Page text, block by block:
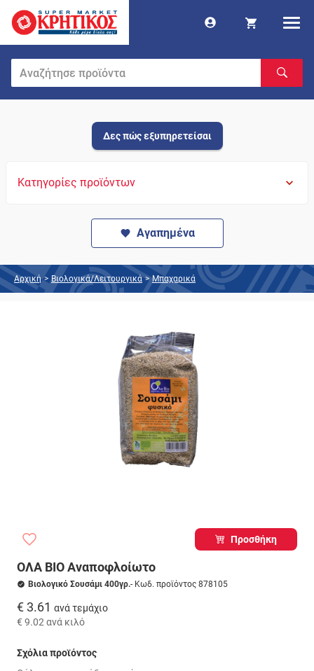
Δες πώς εξυπηρετείσαι
Κατηγορίες προϊόντων
Αγαπημένα
Αρχική > Βιολογικά/Λειτουργικά > Μπαχαρικά
Προσθήκη
ΟΛΑ ΒΙΟ Αναποφλοίωτο
Βιολογικό Σουσάμι 400γρ.- Κωδ. προϊόντος 878105
€ 3.61 ανά τεμάχιο
€ 9.02 ανά κιλό
Σχόλια προϊόντος